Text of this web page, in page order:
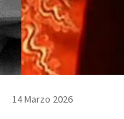
14 Marzo 2026